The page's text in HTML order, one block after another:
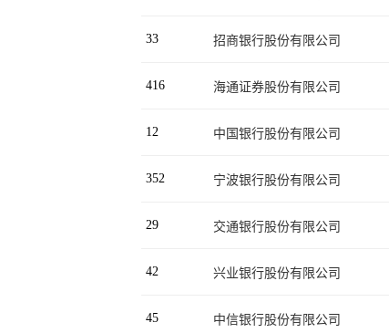
33 招商银行股份有限公司
416 海通证券股份有限公司
12 中国银行股份有限公司
352 宁波银行股份有限公司
29 交通银行股份有限公司
42 兴业银行股份有限公司
45 中信银行股份有限公司